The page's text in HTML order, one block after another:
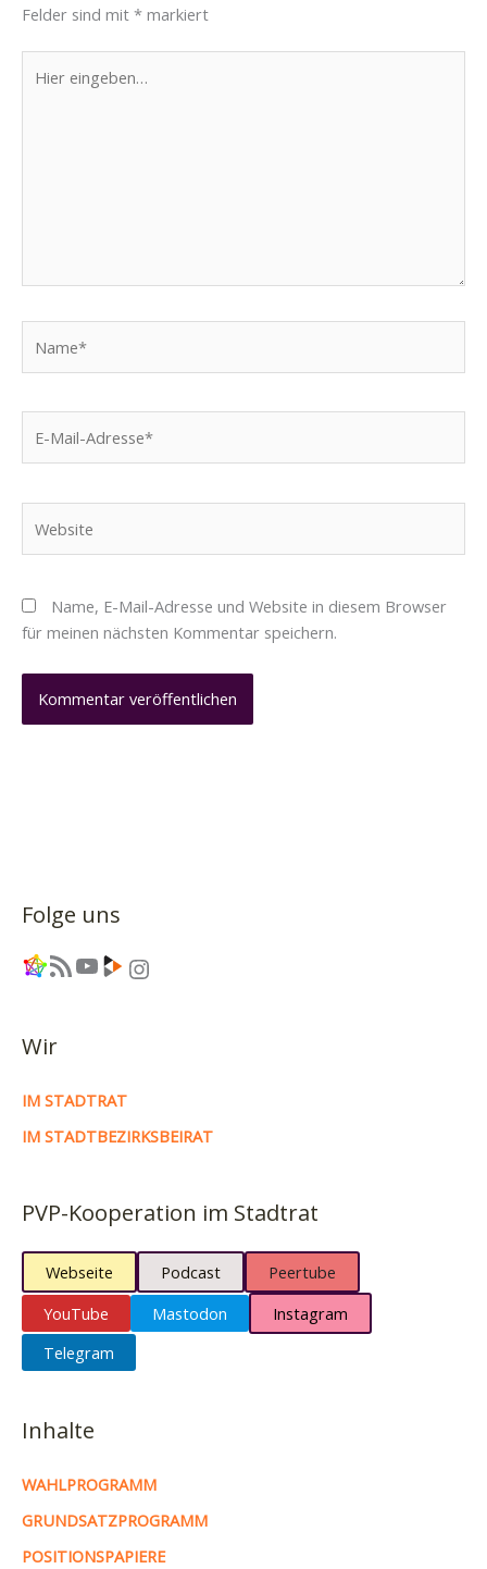
Felder sind mit * markiert
eingeben…
Mail-
Name, E-Mail-Adresse und Website in diesem Browser
für meinen nächsten Kommentar speichern.
Folge uns
Link RSS-Feed YouTube Link Instagram
Wir
IM STADTRAT
IM STADTBEZIRKSBEIRAT
PVP-Kooperation im Stadtrat
Webseite Podcast
Peertube
YouTube
Mastodon
Instagram
Telegram
Inhalte
WAHLPROGRAMM
GRUNDSATZPROGRAMM
POSITIONSPAPIERE